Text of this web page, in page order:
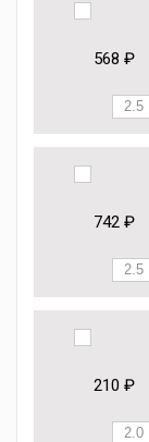
568 ₽
742 ₽
210 ₽